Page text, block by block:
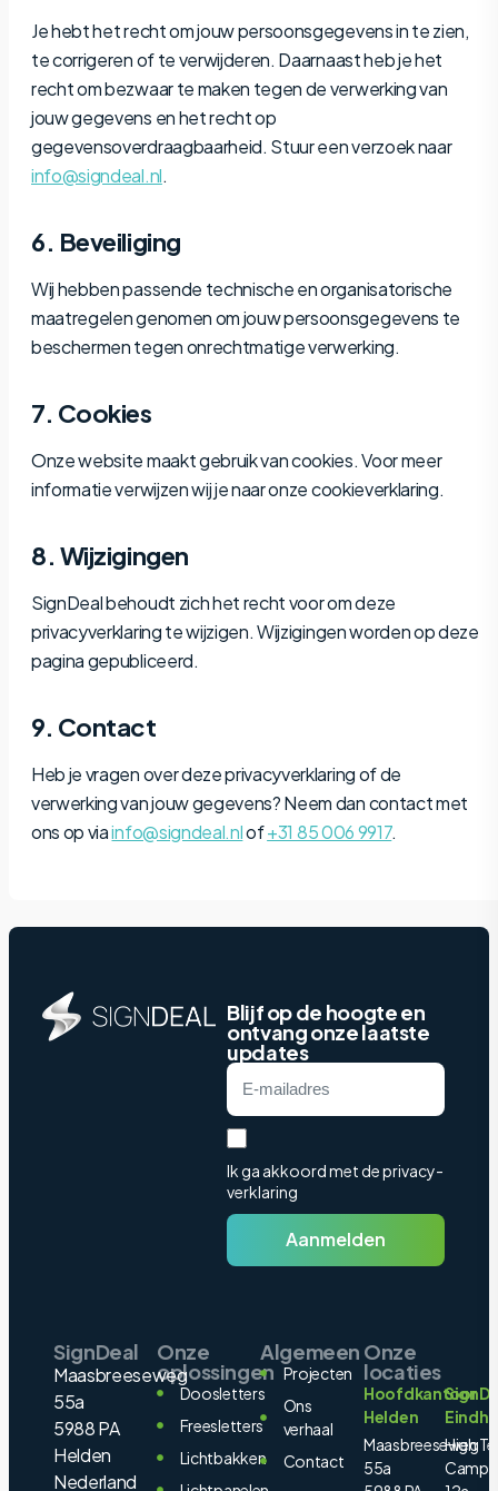
Je hebt het recht om jouw persoonsgegevens in te zien,
te corrigeren of te verwijderen. Daarnaast heb je het
recht om bezwaar te maken tegen de verwerking van
jouw gegevens en het recht op
gegevensoverdraagbaarheid. Stuur een verzoek naar
info@signdeal.nl.
6. Beveiliging
Wij hebben passende technische en organisatorische
maatregelen genomen om jouw persoonsgegevens te
beschermen tegen onrechtmatige verwerking.
7. Cookies
Onze website maakt gebruik van cookies. Voor meer
informatie verwijzen wij je naar onze cookieverklaring.
8. Wijzigingen
SignDeal behoudt zich het recht voor om deze
privacyverklaring te wijzigen. Wijzigingen worden op deze
pagina gepubliceerd.
9. Contact
Heb je vragen over deze privacyverklaring of de
verwerking van jouw gegevens? Neem dan contact met
ons op viainfo@signdeal.nlof+31 85 006 9917.
Blijf op de hoogte en
ontvang onze laatste
updates
Ik ga akkoord met de privacy-
verklaring
Aanmelden
SignDeal
Maasbreeseweg
55a
5988 PA
Helden
Nederland
Onze
oplossingen
Doosletters
Freesletters
Lichtbakken
Algemeen
Projecten
Ons
verhaal
Contact
Onze
locaties
Hoofdkantoor
Helden
Maasbreeseweg
55a
High